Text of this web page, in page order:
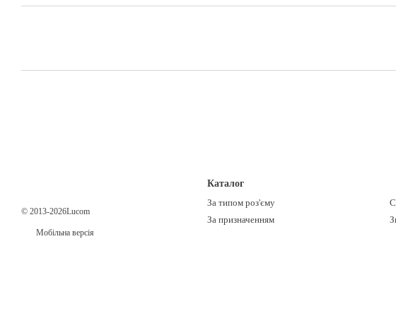
© 2013-2026Lucom
Мобільна версія
Каталог
За типом роз'єму
За призначенням